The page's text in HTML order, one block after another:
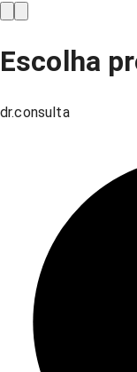
Escolha
dr.consulta